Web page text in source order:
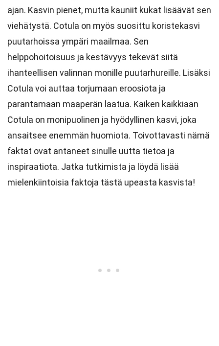
ajan. Kasvin pienet, mutta kauniit kukat lisäävät sen
viehätystä. Cotula on myös suosittu koristekasvi
puutarhoissa ympäri maailmaa. Sen
helppohoitoisuus ja kestävyys tekevät siitä
ihanteellisen valinnan monille puutarhureille. Lisäksi
Cotula voi auttaa torjumaan eroosiota ja
parantamaan maaperän laatua. Kaiken kaikkiaan
Cotula on monipuolinen ja hyödyllinen kasvi, joka
ansaitsee enemmän huomiota. Toivottavasti nämä
faktat ovat antaneet sinulle uutta tietoa ja
inspiraatiota. Jatka tutkimista ja löydä lisää
mielenkiintoisia faktoja tästä upeasta kasvista!